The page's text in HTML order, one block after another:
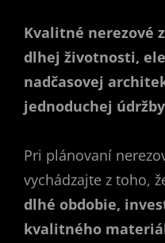
Kvalitné nerezové
dlhej životnosti,
nadčasovej
jednoduchej
Pri plánovaní
vychádzajte z toho,
dlhé obdobie,
kvalitného